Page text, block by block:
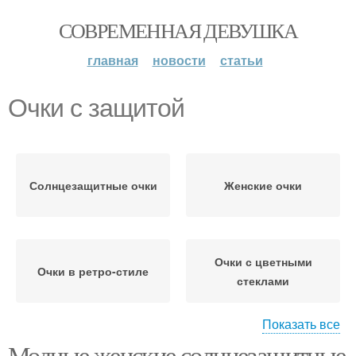
СОВРЕМЕННАЯ ДЕВУШКА
главная новости статьи
Очки с защитой
Солнцезащитные очки Женские очки
Очки в ретро-стиле
Очки с цветными
стеклами
Показать все